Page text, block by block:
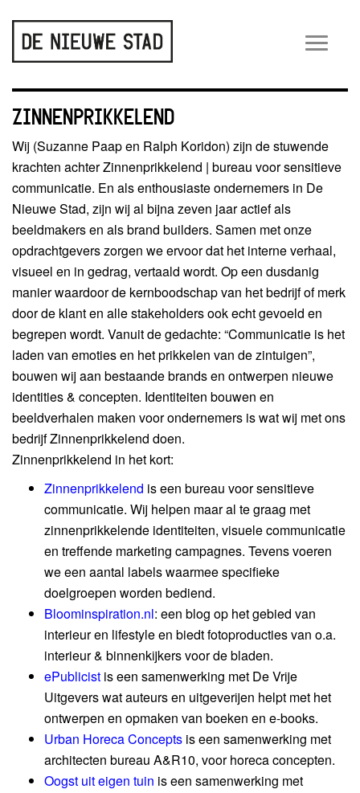
ZINNENPRIKKELEND
Wij (Suzanne Paap en Ralph Koridon) zijn de stuwende
krachten achter Zinnenprikkelend | bureau voor sensitieve
communicatie. En als enthousiaste ondernemers in De
Nieuwe Stad, zijn wij al bijna zeven jaar actief als
beeldmakers en als brand builders. Samen met onze
opdrachtgevers zorgen we ervoor dat het interne verhaal,
visueel en in gedrag, vertaald wordt. Op een dusdanig
manier waardoor de kernboodschap van het bedrijf of merk
door de klant en alle stakeholders ook echt gevoeld en
begrepen wordt. Vanuit de gedachte: “Communicatie is het
laden van emoties en het prikkelen van de zintuigen”,
bouwen wij aan bestaande brands en ontwerpen nieuwe
identities & concepten. Identiteiten bouwen en
beeldverhalen maken voor ondernemers is wat wij met ons
bedrijf Zinnenprikkelend doen.
Zinnenprikkelend in het kort:
Zinnenprikkelend is een bureau voor sensitieve
communicatie. Wij helpen maar al te graag met
zinnenprikkelende identiteiten, visuele communicatie
en treffende marketing campagnes. Tevens voeren
we een aantal labels waarmee specifieke
doelgroepen worden bediend.
Bloominspiration.nl: een blog op het gebied van
interieur en lifestyle en biedt fotoproducties van o.a.
interieur & binnenkijkers voor de bladen.
ePublicist is een samenwerking met De Vrije
Uitgevers wat auteurs en uitgeverijen helpt met het
ontwerpen en opmaken van boeken en e-books.
Urban Horeca Concepts is een samenwerking met
architecten bureau A&R10, voor horeca concepten.
Oogst uit eigen tuin is een samenwerking met